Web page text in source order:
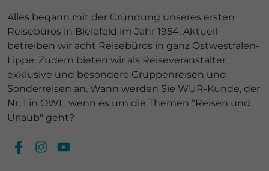
Alles begann mit der Gründung unseres ersten
Reisebüros in Bielefeld im Jahr 1954. Aktuell
betreiben wir acht Reisebüros in ganz Ostwestfalen-
Lippe. Zudem bieten wir als Reiseveranstalter
exklusive und besondere Gruppenreisen und
Sonderreisen an. Wann werden Sie WUR-Kunde, der
Nr. 1 in OWL, wenn es um die Themen "Reisen und
Urlaub" geht?